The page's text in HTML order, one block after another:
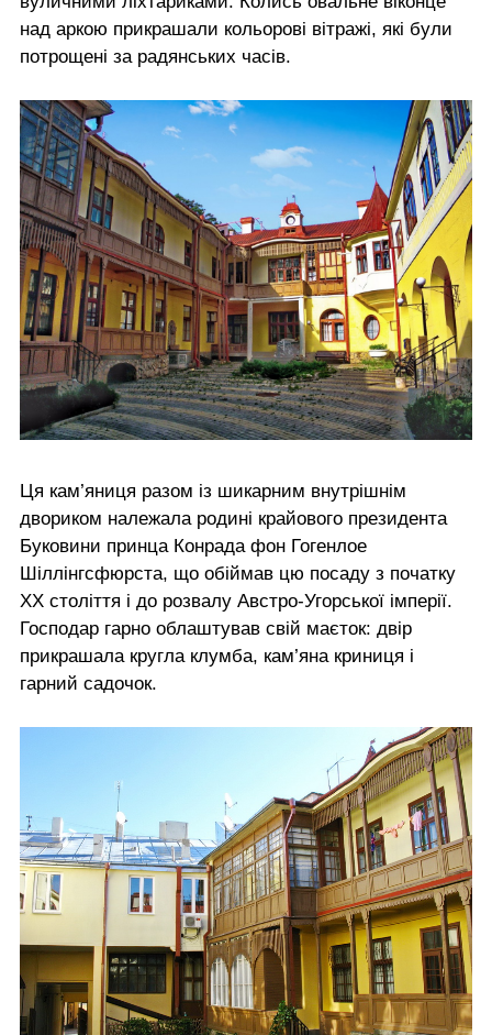
над аркою прикрашали кольорові вітражі, які були
потрощені за радянських часів.
Ця кам’яниця разом із шикарним внутрішнім
двориком належала родині крайового президента
Буковини принца Конрада фон Гогенлое
Шіллінгсфюрста, що обіймав цю посаду з початку
ХХ століття і до розвалу Австро-Угорської імперії.
Господар гарно облаштував свій маєток: двір
прикрашала кругла клумба, кам’яна криниця і
гарний садочок.